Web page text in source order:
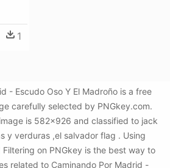
1
- Escudo Oso Y El Madroño is a free
carefully selected by PNGkey.com.
is 582x926 and classified to jack
y verduras ,el salvador flag . Using
on PNGkey is the best way to
related to Caminando Por Madrid -